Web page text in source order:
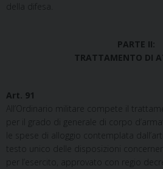
della difesa.
PARTE II:
TRATTAMENTO DI
Art. 91
All’Ordinario militare compete il
per il grado di generale di corpo
le spese di alloggio contemplata
testo unico delle disposizioni
per l’esercito, approvato con regio